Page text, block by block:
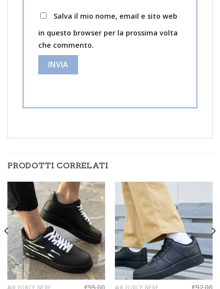
Salva il mio nome, email e sito web
in questo browser per la prossima volta
che commento.
PRODOTTI CORRELATI